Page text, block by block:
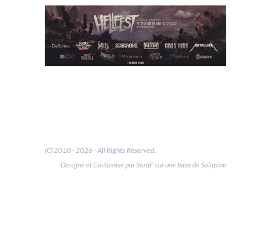
(C) 2010 - 2026 - All Rights Reserved.
Designé et Customisé par Seraf' sur une base de Solopine